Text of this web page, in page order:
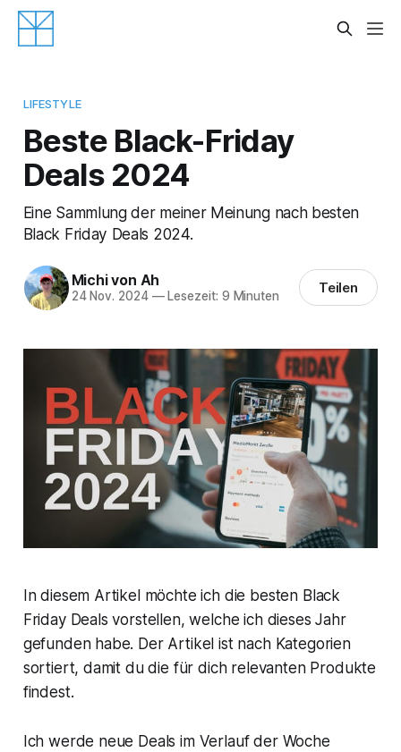
LIFESTYLE
Beste Black-Friday
Deals 2024
Eine Sammlung der meiner Meinung nach besten
Black Friday Deals 2024.
Michi von Ah
24 Nov. 2024 —Lesezeit: 9 Minuten Teilen
In diesem Artikel möchte ich die besten Black
Friday Deals vorstellen, welche ich dieses Jahr
gefunden habe. Der Artikel ist nach Kategorien
sortiert, damit du die für dich relevanten Produkte
findest.
Ich werde neue Deals im Verlauf der Woche